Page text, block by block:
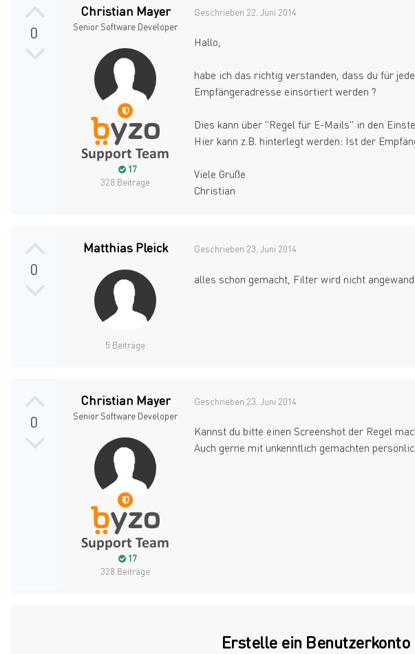
0
Christian Mayer
Senior Software Developer
17
328 Beiträge
Geschrieben 22. Juni 2014
Hallo,
habe ich das richtig verstanden, dass du für
Empfängeradresse einsortiert werden ?
Dies kann über "Regel für E-Mails" in den
Hier kann z.B. hinterlegt werden: Ist der
Viele Grüße
Christian
0
Matthias Pleick
5 Beiträge
Geschrieben 23. Juni 2014
alles schon gemacht, Filter wird nicht
0
Christian Mayer
Senior Software Developer
17
328 Beiträge
Geschrieben 23. Juni 2014
Kannst du bitte einen Screenshot der Regel
Auch gerne mit unkenntlich gemachten
Erstelle ein